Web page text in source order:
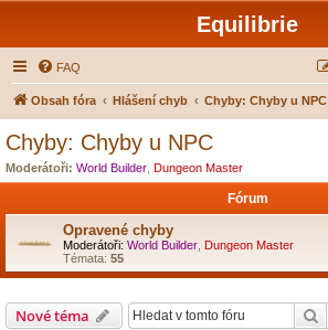
Equilibrie
FAQ
Obsah fóra Hlášení chyb Chyby: Chyby u NPC
Chyby: Chyby u NPC
Moderátoři: World Builder Dungeon Master
Fórum
Opravené chyby
Moderátoři: World Builder Dungeon Master
Témata: 55
Nové téma